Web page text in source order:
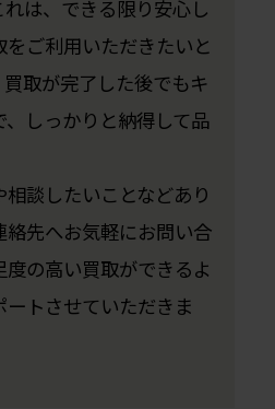
は、できる限り安心し
ご利用いただきたいと
取が完了した後でもキ
しっかりと納得して品
談したいことなどあり
絡先へお気軽にお問い合
の高い買取ができるよ
トさせていただきま